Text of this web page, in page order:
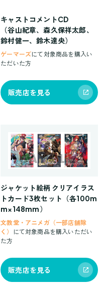
キャストコメントCD
（谷山紀章、森久保祥太郎、
鈴村健一、鈴木達央）
ゲーマーズにて対象商品を購入い
ただいた方
販売店を見る
ジャケット絵柄 クリアイラス
トカード3枚セット
（各100m
m×148mm）
文教堂・アニメガ（一部店舗除
く）
にて対象商品を購入いただい
た方
販売店を見る